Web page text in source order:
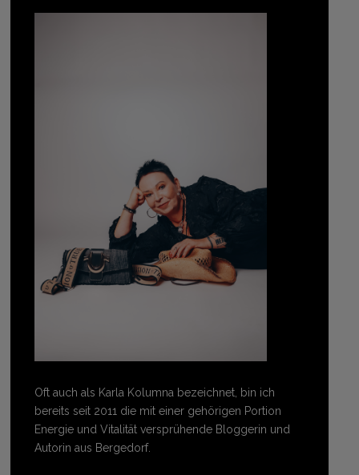
Oft auch als Karla Kolumna bezeichnet, bin ich
bereits seit 2011 die mit einer gehörigen Portion
Energie und Vitalität versprühende Bloggerin und
Autorin aus Bergedorf.